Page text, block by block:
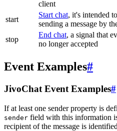
client
start
Start chat, it's intended
sending a message by
stop
End chat, a signal that
no longer accepted
Event Examples#
JivoChat Event Examples#
If at least one sender property is
sender field with this information
recipient of the message is